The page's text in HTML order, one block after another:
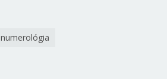
numerológia